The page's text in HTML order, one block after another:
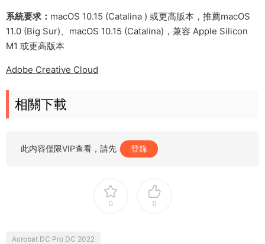
系統要求： macOS 10.15 (Catalina ) 或更高版本，推薦macOS
11.0 (Big Sur)、macOS 10.15 (Catalina)，兼容 Apple Silicon
M1 或更高版本
Adobe Creative Cloud
相關下載
此内容僅限VIP查看，請先 登錄
0 0
Acrobat DC Pro DC 2022